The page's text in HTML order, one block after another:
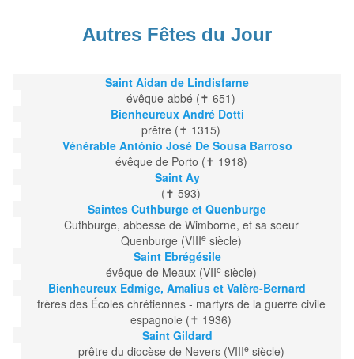
Autres Fêtes du Jour
Saint Aidan de Lindisfarne
évêque-abbé (✝ 651)
Bienheureux André Dotti
prêtre (✝ 1315)
Vénérable António José De Sousa Barroso
évêque de Porto (✝ 1918)
Saint Ay
(✝ 593)
Saintes Cuthburge et Quenburge
Cuthburge, abbesse de Wimborne, et sa soeur
Quenburge (VIIIe siècle)
Saint Ebrégésile
évêque de Meaux (VIIe siècle)
Bienheureux Edmige, Amalius et Valère-Bernard
frères des Écoles chrétiennes - martyrs de la guerre civile
espagnole (✝ 1936)
Saint Gildard
prêtre du diocèse de Nevers (VIIIe siècle)